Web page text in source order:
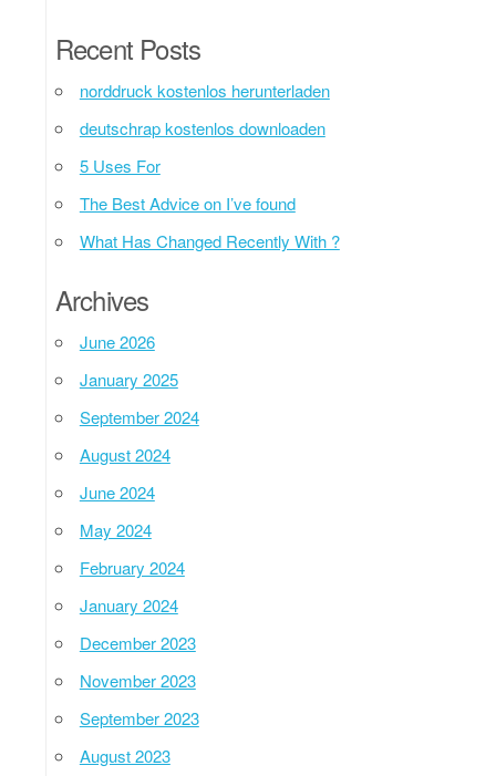
Recent Posts
norddruck kostenlos herunterladen
deutschrap kostenlos downloaden
5 Uses For
The Best Advice on I’ve found
What Has Changed Recently With ?
Archives
June 2026
January 2025
September 2024
August 2024
June 2024
May 2024
February 2024
January 2024
December 2023
November 2023
September 2023
August 2023